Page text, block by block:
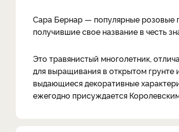
Сара Бернар — популярные розовые
получившие свое название в честь
Это травянистый многолетник,
для выращивания в открытом
выдающиеся декоративные
ежегодно присуждается